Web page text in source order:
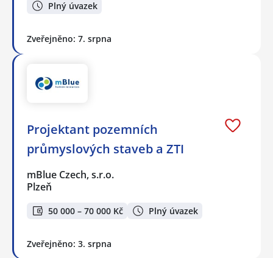
Plný úvazek
Zveřejněno: 7. srpna
Projektant pozemních
průmyslových staveb a ZTI
mBlue Czech, s.r.o.
Plzeň
50 000 – 70 000 Kč Plný úvazek
Zveřejněno: 3. srpna